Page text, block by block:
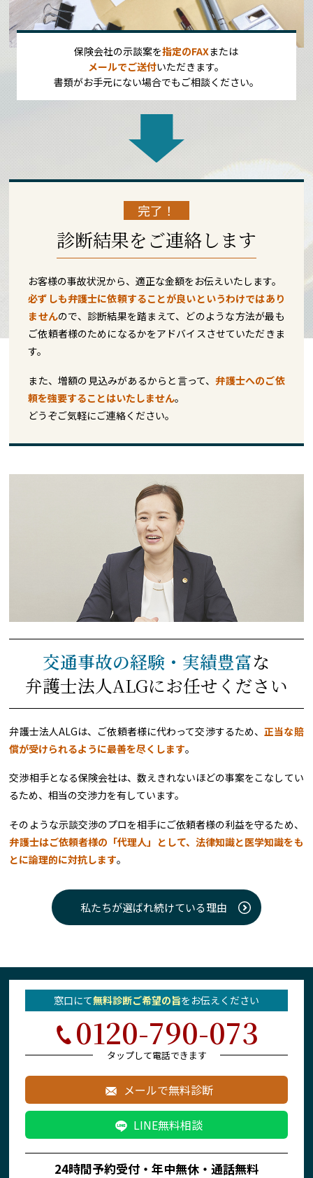
保険会社の示談案を指定のFAXまたは
メールでご送付いただきます。
書類がお手元にない場合でもご相談ください。
完了！
診断結果をご連絡します
お客様の事故状況から、適正な金額をお伝えいたします。
必ずしも弁護士に依頼することが良いというわけではあり
ませんので、診断結果を踏まえて、どのような方法が最も
ご依頼者様のためになるかをアドバイスさせていただきま
す。
また、増額の見込みがあるからと言って、弁護士へのご依
頼を強要することはいたしません。
どうぞご気軽にご連絡ください。
交通事故の経験・実績豊富な
弁護士法人ALGにお任せください
弁護士法人ALGは、ご依頼者様に代わって交渉するため、正当な賠
償が受けられるように最善を尽くします。
交渉相手となる保険会社は、数えきれないほどの事案をこなしてい
るため、相当の交渉力を有しています。
そのような示談交渉のプロを相手にご依頼者様の利益を守るため、
弁護士はご依頼者様の「代理人」として、法律知識と医学知識をも
とに論理的に対抗します。
私たちが選ばれ続けている理由
窓口にて無料診断ご希望の旨をお伝えください
0120-790-073
タップして電話できます
メールで無料診断
LINE無料相談
24時間予約受付・年中無休・通話無料